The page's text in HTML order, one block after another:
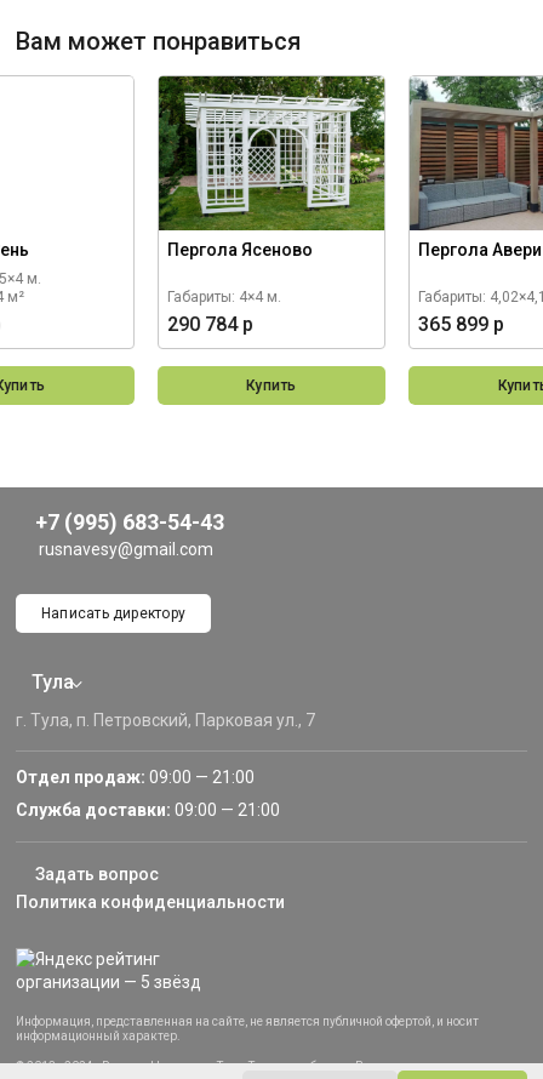
Вам может понравиться
м.
м²
Пергола Ясеново
Габариты: 4×4 м.
290 784 р
Купить
Пергола
Габариты:
365 899 р
+7 (995) 683-54-43
rusnavesy@gmail.com
Написать директору
Тула
г. Тула, п. Петровский, Парковая ул., 7
Отдел продаж: 09:00 — 21:00
Служба доставки: 09:00 — 21:00
Задать вопрос
Политика конфиденциальности
Информация, представленная на сайте, не является публичной офертой, и носит
информационный характер.
© 2013–2024 «Русские Навесы» — Тула, Тульская область. Все права защищены.